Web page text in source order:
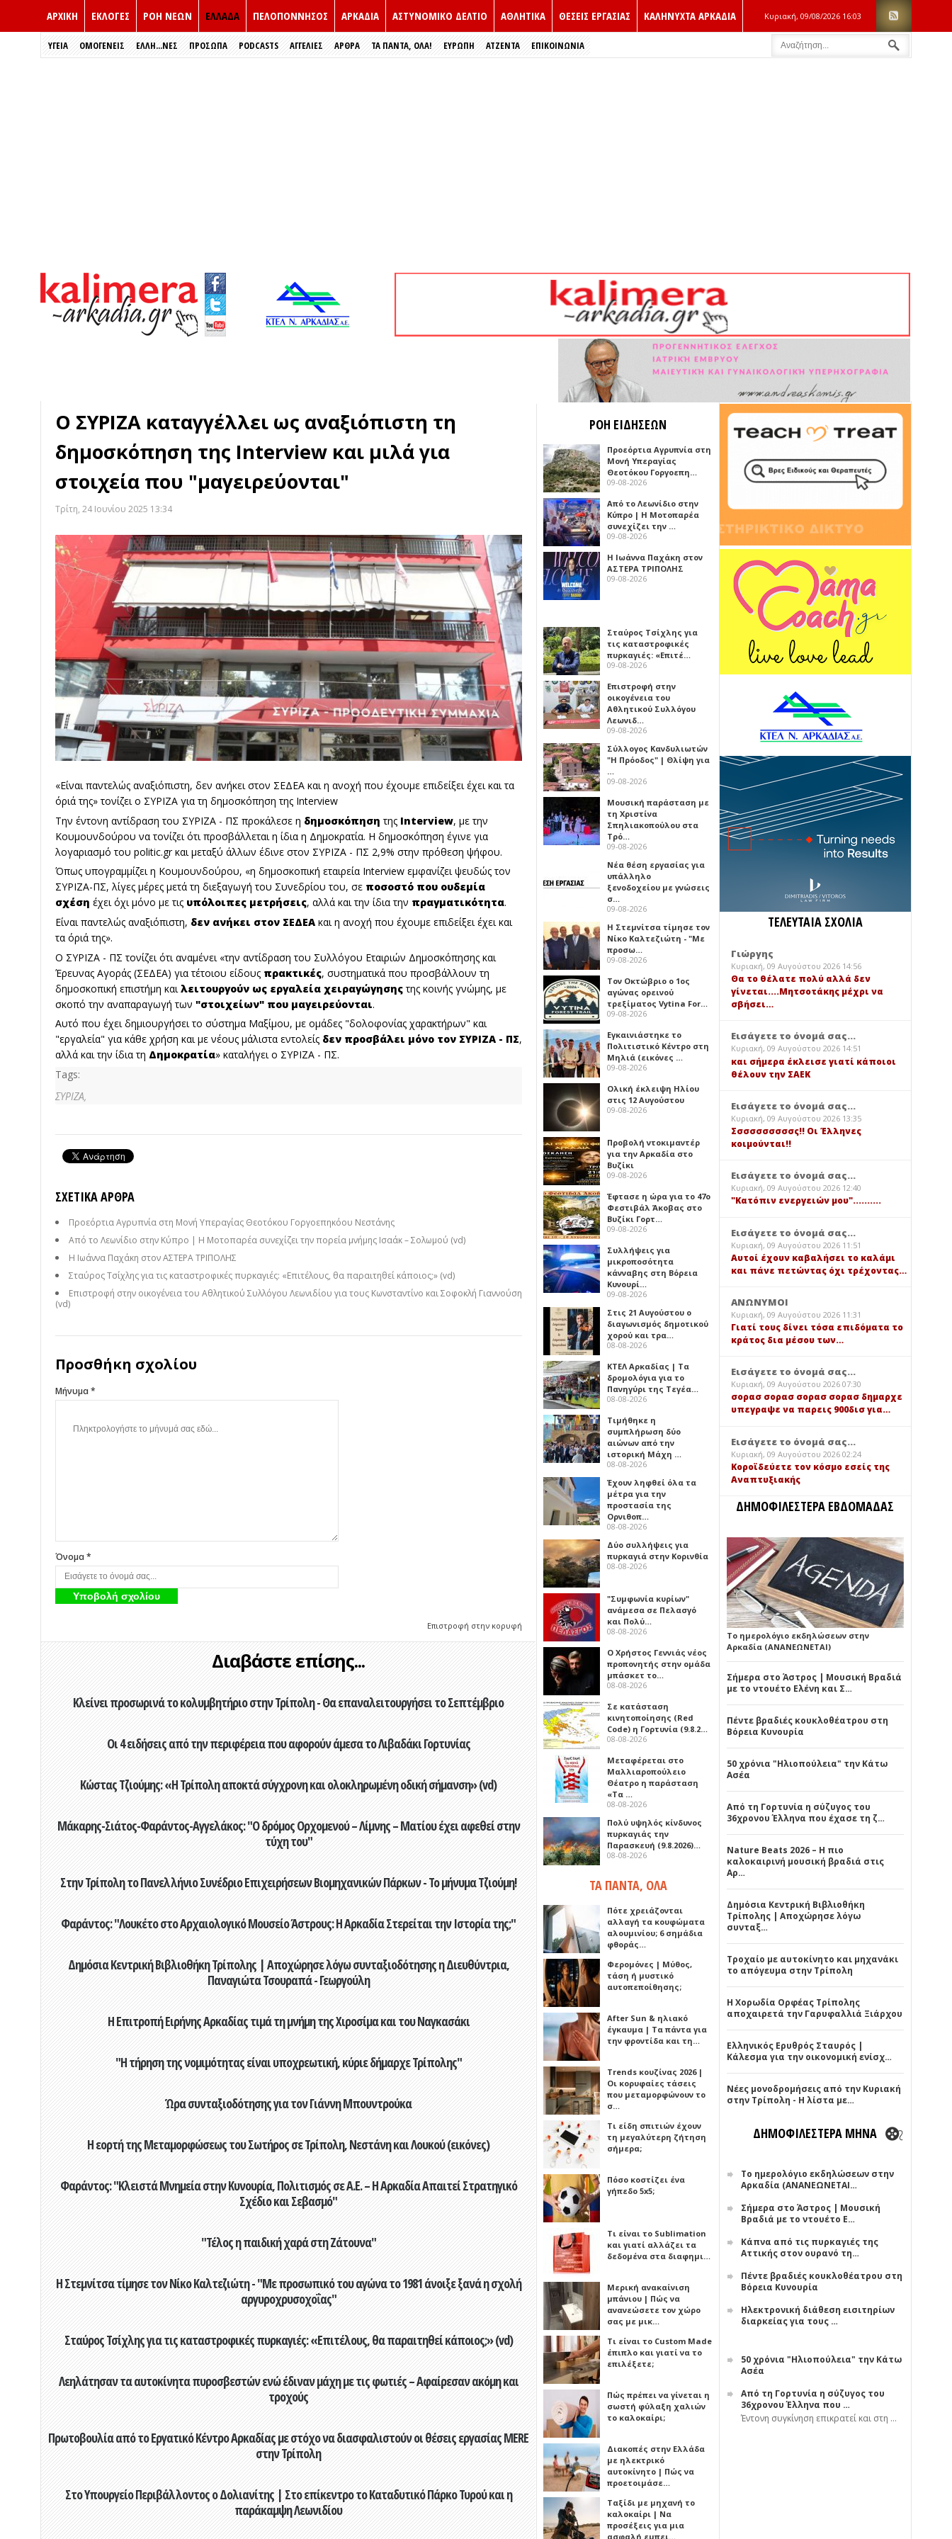
ΑΡΧΙΚΗ ΕΚΛΟΓΈΣ ΡΟΗ ΝΕΩΝ ΕΛΛΑΔΑ ΠΕΛΟΠΟΝΝΗΣΟΣ ΑΡΚΑΔΙΑ ΑΣΤΥΝΟΜΙΚΟ ΔΕΛΤΙΟ ΑΘΛΗΤΙΚΑ ΘΕΣΕΙΣ ΕΡΓΑΣΙΑΣ ΚΑΛΗΝΥΧΤΑ ΑΡΚΑΔΙΑ Κυριακή, 09/08/2026 16:03
ΥΓΕΙΑ ΟΜΟΓΕΝΕΙΣ ΈΛΛΗ...ΝΕΣ ΠΡΌΣΩΠΑ PODCASTS ΑΓΓΕΛΙΕΣ ΑΡΘΡΑ ΤΑ ΠΑΝΤΑ, ΟΛΑ! ΕΥΡΏΠΗ ΑΤΖΕΝΤΑ ΕΠΙΚΟΙΝΩΝΙΑ
Ο ΣΥΡΙΖΑ καταγγέλλει ως αναξιόπιστη τη
δημοσκόπηση της Interview και μιλά για
στοιχεία που "μαγειρεύονται"
Τρίτη, 24 Ιουνίου 2025 13:34
«Είναι παντελώς αναξιόπιστη, δεν ανήκει στον ΣΕΔΕΑ και η ανοχή που έχουμε επιδείξει έχει και τα
όριά της» τονίζει ο ΣΥΡΙΖΑ για τη δημοσκόπηση της Interview
Την έντονη αντίδραση του ΣΥΡΙΖΑ - ΠΣ προκάλεσε η δημοσκόπησητης Interview, με την
Κουμουνδούρου να τονίζει ότι προσβάλλεται η ίδια η Δημοκρατία. Η δημοσκόπηση έγινε για
λογαριασμό του politic.gr και μεταξύ άλλων έδινε στον ΣΥΡΙΖΑ - ΠΣ 2,9% στην πρόθεση ψήφου.
Όπως υπογραμμίζει η Κουμουνδούρου, «η δημοσκοπική εταιρεία Interview εμφανίζει ψευδώς τον
ΣΥΡΙΖΑ-ΠΣ, λίγες μέρες μετά τη διεξαγωγή του Συνεδρίου του, σε ποσοστό που ουδεμία
σχέση έχει όχι μόνο με τις υπόλοιπες μετρήσεις, αλλά και την ίδια την πραγματικότητα.
Είναι παντελώς αναξιόπιστη, δεν ανήκει στον ΣΕΔΕΑ και η ανοχή που έχουμε επιδείξει έχει και
τα όριά της».
Ο ΣΥΡΙΖΑ - ΠΣ τονίζει ότι αναμένει «την αντίδραση του Συλλόγου Εταιριών Δημοσκόπησης και
Έρευνας Αγοράς (ΣΕΔΕΑ) για τέτοιου είδους πρακτικές, συστηματικά που προσβάλλουν τη
δημοσκοπική επιστήμη και λειτουργούν ως εργαλεία χειραγώγησηςτης κοινής γνώμης, με
σκοπό την αναπαραγωγή των "στοιχείων" που μαγειρεύονται.
Αυτό που έχει δημιουργήσει το σύστημα Μαξίμου, με ομάδες "δολοφονίας χαρακτήρων" και
"εργαλεία" για κάθε χρήση και με νέους μάλιστα εντολείς δεν προσβάλει μόνο τον ΣΥΡΙΖΑ - ΠΣ,
αλλά και την ίδια τη Δημοκρατία» καταλήγει ο ΣΥΡΙΖΑ - ΠΣ.
Tags:
ΣΥΡΙΖΑ,
ΣΧΕΤΙΚΆ ΆΡΘΡΑ
Προεόρτια Αγρυπνία στη Μονή Υπεραγίας Θεοτόκου Γοργοεπηκόου Νεστάνης
Από το Λεωνίδιο στην Κύπρο | Η Μοτοπαρέα συνεχίζει την πορεία μνήμης Ισαάκ – Σολωμού (vd)
Η Ιωάννα Παχάκη στον ΑΣΤΕΡΑ ΤΡΙΠΟΛΗΣ
Σταύρος Τσίχλης για τις καταστροφικές πυρκαγιές: «Επιτέλους, θα παραιτηθεί κάποιος;» (vd)
Επιστροφή στην οικογένεια του Αθλητικού Συλλόγου Λεωνιδίου για τους Κωνσταντίνο και Σοφοκλή Γιαννούση
(vd)
Προσθήκη σχολίου
Μήνυμα *
Όνομα *
Επιστροφή στην κορυφή
Διαβάστε επίσης...
Κλείνει προσωρινά το κολυμβητήριο στην Τρίπολη - Θα επαναλειτουργήσει το Σεπτέμβριο
Οι 4 ειδήσεις από την περιφέρεια που αφορούν άμεσα το Λιβαδάκι Γορτυνίας
Κώστας Τζιούμης: «Η Τρίπολη αποκτά σύγχρονη και ολοκληρωμένη οδική σήμανση» (vd)
Μάκαρης-Σιάτος-Φαράντος-Αγγελάκος: "Ο δρόμος Ορχομενού – Λίμνης – Ματίου έχει αφεθεί στην
τύχη του"
Στην Τρίπολη το Πανελλήνιο Συνέδριο Επιχειρήσεων Βιομηχανικών Πάρκων - Το μήνυμα Τζιούμη!
Φαράντος: "Λουκέτο στο Αρχαιολογικό Μουσείο Άστρους: Η Αρκαδία Στερείται την Ιστορία της;"
Δημόσια Κεντρική Βιβλιοθήκη Τρίπολης | Αποχώρησε λόγω συνταξιοδότησης η Διευθύντρια,
Παναγιώτα Τσουραπά - Γεωργούλη
Η Επιτροπή Ειρήνης Αρκαδίας τιμά τη μνήμη της Χιροσίμα και του Ναγκασάκι
"Η τήρηση της νομιμότητας είναι υποχρεωτική, κύριε δήμαρχε Τρίπολης"
Ώρα συνταξιοδότησης για τον Γιάννη Μπουντρούκα
Η εορτή της Μεταμορφώσεως του Σωτήρος σε Τρίπολη, Νεστάνη και Λουκού (εικόνες)
Φαράντος: "Κλειστά Μνημεία στην Κυνουρία, Πολιτισμός σε Α.Ε. – Η Αρκαδία Απαιτεί Στρατηγικό
Σχέδιο και Σεβασμό"
"Τέλος η παιδική χαρά στη Ζάτουνα"
Η Στεμνίτσα τίμησε τον Νίκο Καλτεζιώτη - "Με προσωπικό του αγώνα το 1981 άνοιξε ξανά η σχολή
αργυροχρυσοχοΐας"
Σταύρος Τσίχλης για τις καταστροφικές πυρκαγιές: «Επιτέλους, θα παραιτηθεί κάποιος;» (vd)
Λεηλάτησαν τα αυτοκίνητα πυροσβεστών ενώ έδιναν μάχη με τις φωτιές – Αφαίρεσαν ακόμη και
τροχούς
Πρωτοβουλία από το Εργατικό Κέντρο Αρκαδίας με στόχο να διασφαλιστούν οι θέσεις εργασίας MERE
στην Τρίπολη
Στο Υπουργείο Περιβάλλοντος ο Δολιανίτης | Στο επίκεντρο το Καταδυτικό Πάρκο Τυρού και η
παράκαμψη Λεωνιδίου
ΡΟΗ ΕΙΔΗΣΕΩΝ
Προεόρτια Αγρυπνία στη
Μονή Υπεραγίας
Θεοτόκου Γοργοεπη…
09-08-2026
Από το Λεωνίδιο στην
Κύπρο | Η Μοτοπαρέα
συνεχίζει την …
09-08-2026
Η Ιωάννα Παχάκη στον
ΑΣΤΕΡΑ ΤΡΙΠΟΛΗΣ
09-08-2026
Σταύρος Τσίχλης για
τις καταστροφικές
πυρκαγιές: «Επιτέ…
09-08-2026
Επιστροφή στην
οικογένεια του
Αθλητικού Συλλόγου
Λεωνιδ…
09-08-2026
Σύλλογος Κανδυλιωτών
"Η Πρόοδος" | Θλίψη για
…
09-08-2026
Μουσική παράσταση με
τη Χριστίνα
Σπηλιακοπούλου στα
Τρό…
09-08-2026
Νέα θέση εργασίας για
υπάλληλο
ξενοδοχείου με γνώσεις
σ…
09-08-2026
Η Στεμνίτσα τίμησε τον
Νίκο Καλτεζιώτη - "Με
προσω…
09-08-2026
Τον Οκτώβριο ο 1ος
αγώνας ορεινού
τρεξίματος Vytina For…
09-08-2026
Εγκαινιάστηκε το
Πολιτιστικό Κέντρο στη
Μηλιά (εικόνες …
09-08-2026
Ολική έκλειψη Ηλίου
στις 12 Αυγούστου
09-08-2026
Προβολή ντοκιμαντέρ
για την Αρκαδία στο
Βυζίκι
09-08-2026
Έφτασε η ώρα για το 47ο
Φεστιβάλ Άκοβας στο
Βυζίκι Γορτ…
09-08-2026
Συλλήψεις για
μικροποσότητα
κάνναβης στη Βόρεια
Κυνουρί…
09-08-2026
Στις 21 Αυγούστου ο
διαγωνισμός δημοτικού
χορού και τρα…
08-08-2026
ΚΤΕΛ Αρκαδίας | Τα
δρομολόγια για το
Πανηγύρι της Τεγέα…
08-08-2026
Τιμήθηκε η
συμπλήρωση δύο
αιώνων από την
ιστορική Μάχη …
08-08-2026
Έχουν ληφθεί όλα τα
μέτρα για την
προστασία της
Ορνιθοπ…
08-08-2026
Δύο συλλήψεις για
πυρκαγιά στην Κορινθία
08-08-2026
"Συμφωνία κυρίων"
ανάμεσα σε Πελασγό
και Πολύ…
08-08-2026
Ο Χρήστος Γεννιάς νέος
προπονητής στην ομάδα
μπάσκετ το…
08-08-2026
Σε κατάσταση
κινητοποίησης (Red
Code) η Γορτυνία (9.8.2…
08-08-2026
Μεταφέρεται στο
Μαλλιαροπούλειο
Θέατρο η παράσταση
«Τα …
08-08-2026
Πολύ υψηλός κίνδυνος
πυρκαγιάς την
Παρασκευή (9.8.2026)…
08-08-2026
ΤΑ ΠΑΝΤΑ, ΟΛΑ
Πότε χρειάζονται
αλλαγή τα κουφώματα
αλουμινίου; 6 σημάδια
φθοράς…
Φερομόνες | Μύθος,
τάση ή μυστικό
αυτοπεποίθησης;
After Sun & ηλιακό
έγκαυμα | Τα πάντα για
την φροντίδα και τη…
Trends κουζίνας 2026 |
Οι κορυφαίες τάσεις
που μεταμορφώνουν το
σ…
Τι είδη σπιτιών έχουν
τη μεγαλύτερη ζήτηση
σήμερα;
Πόσο κοστίζει ένα
γήπεδο 5x5;
Τι είναι το Sublimation
και γιατί αλλάζει τα
δεδομένα στα διαφημι…
Μερική ανακαίνιση
μπάνιου | Πώς να
ανανεώσετε τον χώρο
σας με μικ…
Τι είναι το Custom Made
έπιπλο και γιατί να το
επιλέξετε;
Πώς πρέπει να γίνεται η
σωστή φύλαξη χαλιών
το καλοκαίρι;
Διακοπές στην Ελλάδα
με ηλεκτρικό
αυτοκίνητο | Πώς να
προετοιμάσε…
Ταξίδι με μηχανή το
καλοκαίρι | Να
προσέξεις για μια
ασφαλή εμπει…
ΤΕΛΕΥΤΑΙΑ ΣΧΟΛΙΑ
Γιώργης
Κυριακή, 09 Αυγούστου 2026 14:56
Θα το θέλατε πολύ αλλά δεν
γίνεται....Μητσοτάκης μέχρι να
σβήσει…
Εισάγετε το όνομά σας...
Κυριακή, 09 Αυγούστου 2026 14:51
και σήμερα έκλεισε γιατί κάποιοι
θέλουν την ΣΑΕΚ
Εισάγετε το όνομά σας...
Κυριακή, 09 Αυγούστου 2026 13:35
Σσσσσσσσσσς!! Οι Έλληνες
κοιμούνται!!
Εισάγετε το όνομά σας...
Κυριακή, 09 Αυγούστου 2026 12:40
"Κατόπιν ενεργειών μου"..........
Εισάγετε το όνομά σας...
Κυριακή, 09 Αυγούστου 2026 11:51
Αυτοί έχουν καβαλήσει το καλάμι
και πάνε πετώντας όχι τρέχοντας…
ΑΝΩΝΥΜΟΙ
Κυριακή, 09 Αυγούστου 2026 11:31
Γιατί τους δίνει τόσα επιδόματα το
κράτος δια μέσου των…
Εισάγετε το όνομά σας...
Κυριακή, 09 Αυγούστου 2026 07:30
σορασ σορασ σορασ σορασ δημαρχε
υπεγραψε να παρεις 900δισ για…
Εισάγετε το όνομά σας...
Κυριακή, 09 Αυγούστου 2026 02:24
Κοροϊδεύετε τον κόσμο εσείς της
Αναπτυξιακής
ΔΗΜΟΦΙΛΕΣΤΕΡΑ ΕΒΔΟΜΑΔΑΣ
Το ημερολόγιο εκδηλώσεων στην
Αρκαδία (ΑΝΑΝΕΩΝΕΤΑΙ)
Σήμερα στο Άστρος | Μουσική Βραδιά
με το ντουέτο Ελένη και Σ…
Πέντε βραδιές κουκλοθέατρου στη
Βόρεια Κυνουρία
50 χρόνια "Ηλιοπούλεια" την Κάτω
Ασέα
Από τη Γορτυνία η σύζυγος του
36χρονου Έλληνα που έχασε τη ζ…
Nature Beats 2026 – Η πιο
καλοκαιρινή μουσική βραδιά στις
Αρ…
Δημόσια Κεντρική Βιβλιοθήκη
Τρίπολης | Αποχώρησε λόγω
συνταξ…
Τροχαίο με αυτοκίνητο και μηχανάκι
το απόγευμα στην Τρίπολη
Η Χορωδία Ορφέας Τρίπολης
αποχαιρετά την Γαρυφαλλιά Ξιάρχου
Ελληνικός Ερυθρός Σταυρός |
Κάλεσμα για την οικονομική ενίσχ…
Νέες μονοδρομήσεις από την Κυριακή
στην Τρίπολη - Η λίστα με…
ΔΗΜΟΦΙΛΕΣΤΕΡΑ ΜΗΝΑ
Το ημερολόγιο εκδηλώσεων στην
Αρκαδία (ΑΝΑΝΕΩΝΕΤΑΙ…
Σήμερα στο Άστρος | Μουσική
Βραδιά με το ντουέτο Ε…
Κάπνα από τις πυρκαγιές της
Αττικής στον ουρανό τη…
Πέντε βραδιές κουκλοθέατρου στη
Βόρεια Κυνουρία
Ηλεκτρονική διάθεση εισιτηρίων
διαρκείας για τους …
50 χρόνια "Ηλιοπούλεια" την Κάτω
Ασέα
Από τη Γορτυνία η σύζυγος του
36χρονου Έλληνα που …
Έντονη συγκίνηση επικρατεί και στη …